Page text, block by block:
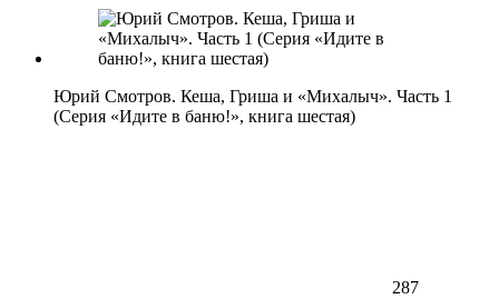
Юрий Смотров. Кеша, Гриша и «Михалыч». Часть 1
(Серия «Идите в баню!», книга шестая)
287